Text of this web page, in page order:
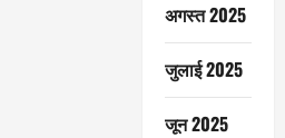
अगस्त 2025
जुलाई 2025
जून 2025